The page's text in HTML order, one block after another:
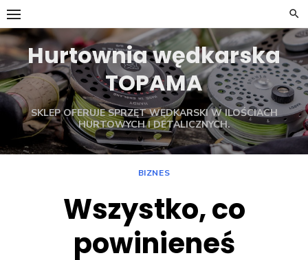
Skip
to
contentHurtownia wędkarska
TOPAMA
SKLEP OFERUJE SPRZĘT WĘDKARSKI W ILOŚCIACH
HURTOWYCH I DETALICZNYCH.
BIZNES
Wszystko, co
powinieneś